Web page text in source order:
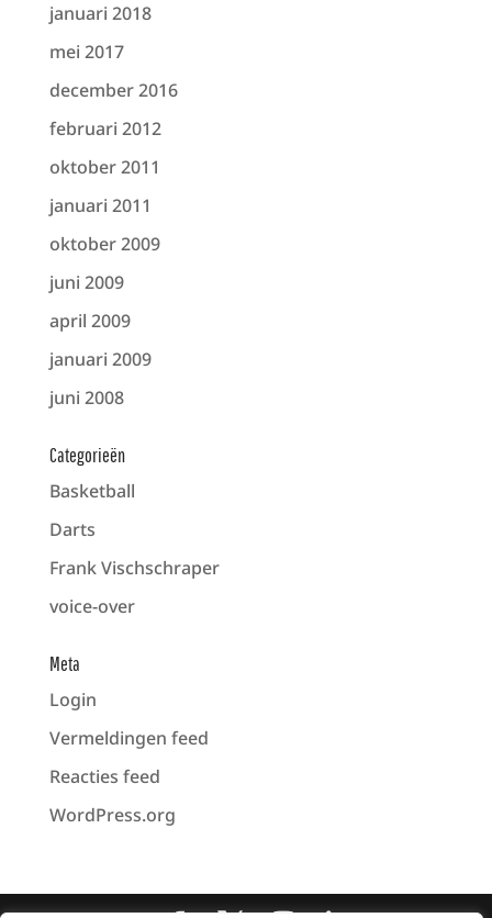
januari 2018
mei 2017
december 2016
februari 2012
oktober 2011
januari 2011
oktober 2009
juni 2009
april 2009
januari 2009
juni 2008
Categorieën
Basketball
Darts
Frank Vischschraper
voice-over
Meta
Login
Vermeldingen feed
Reacties feed
WordPress.org